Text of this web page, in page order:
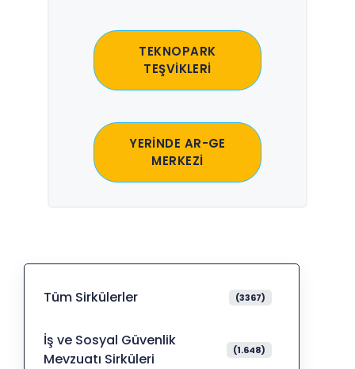
TEKNOPARK
TEŞVİKLERİ
YERİNDE AR-GE
MERKEZİ
Tüm Sirkülerler (3367)
İş ve Sosyal Güvenlik
Mevzuatı Sirküleri
(1.648)